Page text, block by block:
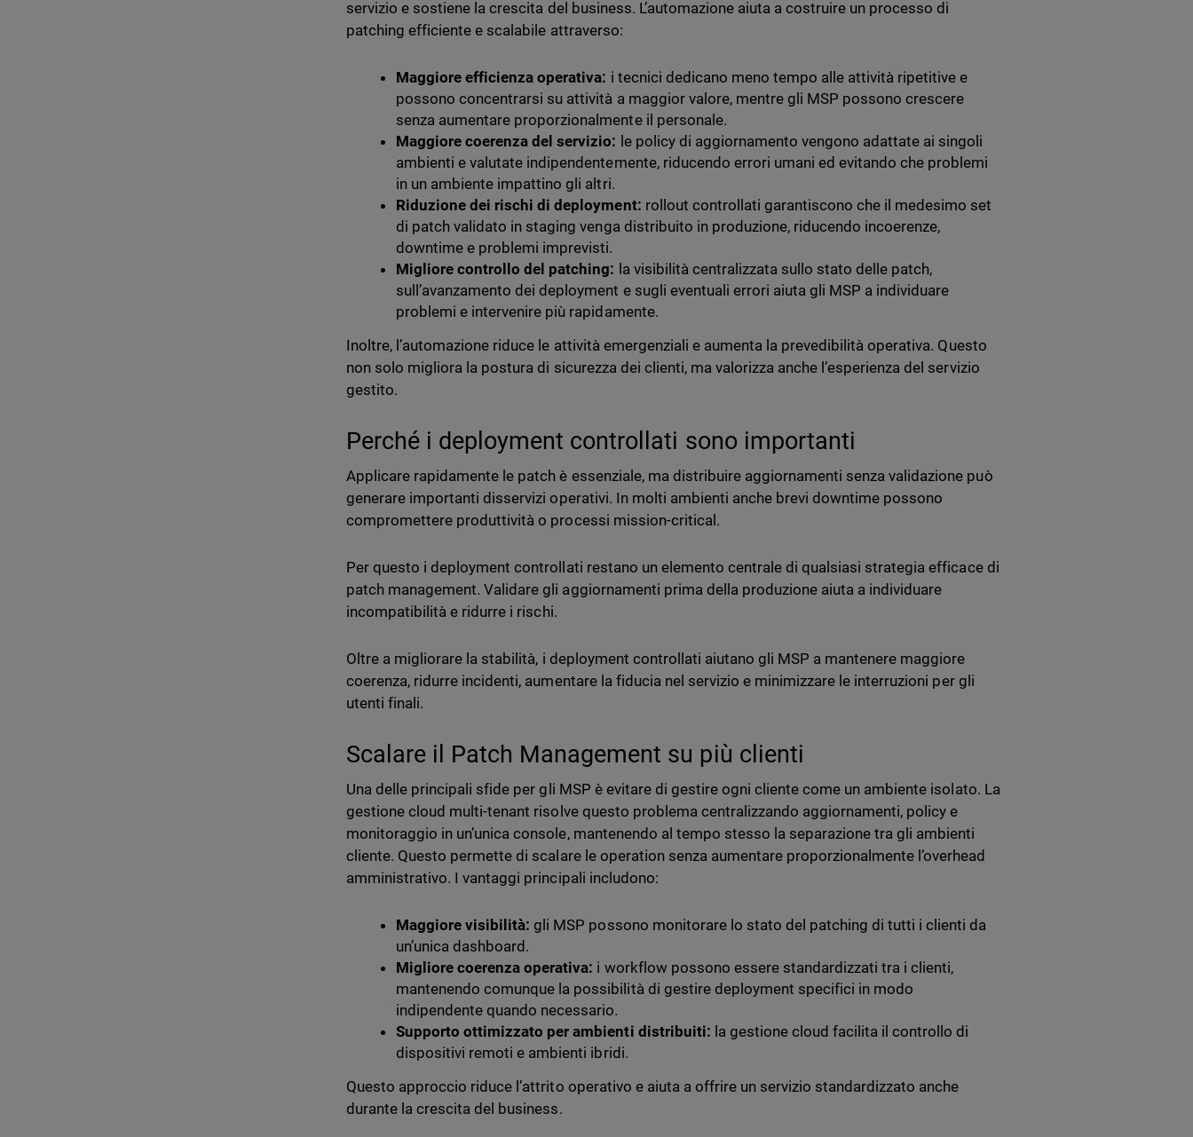
servizio e sostiene la crescita del business. L’automazione aiuta a costruire un processo di
patching efficiente e scalabile attraverso:
Maggiore efficienza operativa: i tecnici dedicano meno tempo alle attività ripetitive e
possono concentrarsi su attività a maggior valore, mentre gli MSP possono crescere
senza aumentare proporzionalmente il personale.
Maggiore coerenza del servizio: le policy di aggiornamento vengono adattate ai singoli
ambienti e valutate indipendentemente, riducendo errori umani ed evitando che problemi
in un ambiente impattino gli altri.
Riduzione dei rischi di deployment: rollout controllati garantiscono che il medesimo set
di patch validato in staging venga distribuito in produzione, riducendo incoerenze,
downtime e problemi imprevisti.
Migliore controllo del patching: la visibilità centralizzata sullo stato delle patch,
sull’avanzamento dei deployment e sugli eventuali errori aiuta gli MSP a individuare
problemi e intervenire più rapidamente.
Inoltre, l’automazione riduce le attività emergenziali e aumenta la prevedibilità operativa. Questo
non solo migliora la postura di sicurezza dei clienti, ma valorizza anche l’esperienza del servizio
gestito.
Perché i deployment controllati sono importanti
Applicare rapidamente le patch è essenziale, ma distribuire aggiornamenti senza validazione può
generare importanti disservizi operativi. In molti ambienti anche brevi downtime possono
compromettere produttività o processi mission-critical.
Per questo i deployment controllati restano un elemento centrale di qualsiasi strategia efficace di
patch management. Validare gli aggiornamenti prima della produzione aiuta a individuare
incompatibilità e ridurre i rischi.
Oltre a migliorare la stabilità, i deployment controllati aiutano gli MSP a mantenere maggiore
coerenza, ridurre incidenti, aumentare la fiducia nel servizio e minimizzare le interruzioni per gli
utenti finali.
Scalare il Patch Management su più clienti
Una delle principali sfide per gli MSP è evitare di gestire ogni cliente come un ambiente isolato. La
gestione cloud multi-tenant risolve questo problema centralizzando aggiornamenti, policy e
monitoraggio in un’unica console, mantenendo al tempo stesso la separazione tra gli ambienti
cliente. Questo permette di scalare le operation senza aumentare proporzionalmente l’overhead
amministrativo. I vantaggi principali includono:
Maggiore visibilità: gli MSP possono monitorare lo stato del patching di tutti i clienti da
un’unica dashboard.
Migliore coerenza operativa: i workflow possono essere standardizzati tra i clienti,
mantenendo comunque la possibilità di gestire deployment specifici in modo
indipendente quando necessario.
Supporto ottimizzato per ambienti distribuiti: la gestione cloud facilita il controllo di
dispositivi remoti e ambienti ibridi.
Questo approccio riduce l’attrito operativo e aiuta a offrire un servizio standardizzato anche
durante la crescita del business.